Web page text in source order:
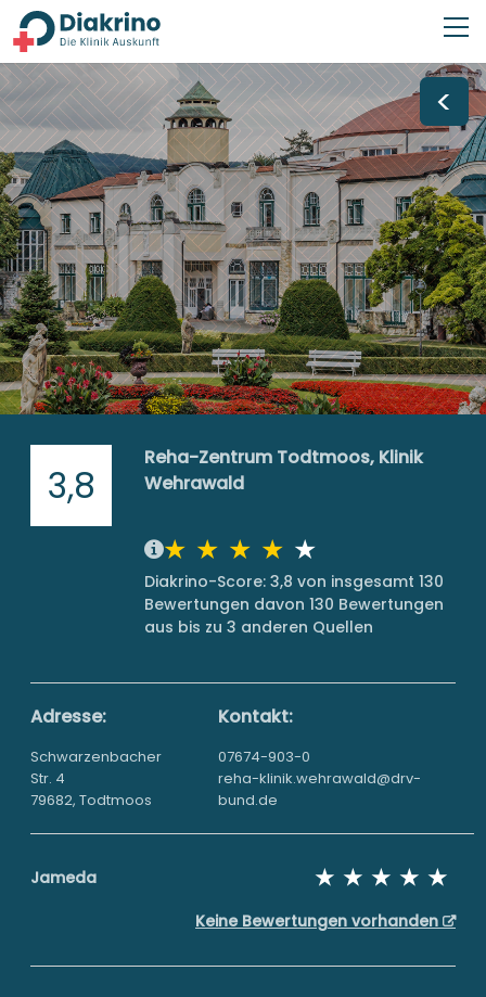
<
3,8
Reha-Zentrum Todtmoos, Klinik
Wehrawald
Diakrino-Score: 3,8 von insgesamt 130
Bewertungen davon 130 Bewertungen
aus bis zu 3 anderen Quellen
Adresse:
Schwarzenbacher
Str. 4
79682, Todtmoos
Kontakt:
07674-903-0
reha-klinik.wehrawald@drv-
bund.de
Jameda
Keine Bewertungen vorhanden